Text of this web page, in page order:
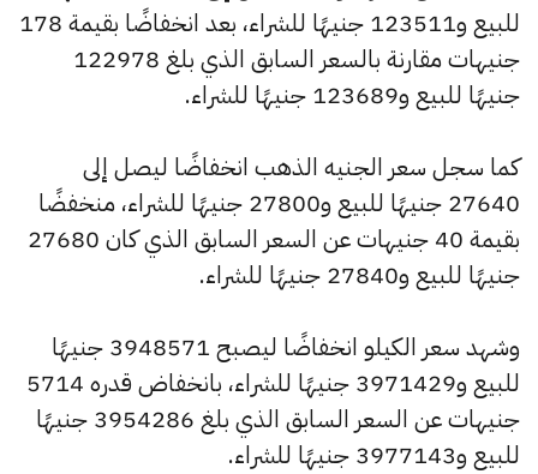
للبيع و123511 جنيهًا للشراء، بعد انخفاضًا بقيمة 178
جنيهات مقارنة بالسعر السابق الذي بلغ 122978
جنيهًا للبيع و123689 جنيهًا للشراء.
كما سجل سعر الجنيه الذهب انخفاضًا ليصل إلى
27640 جنيهًا للبيع و27800 جنيهًا للشراء، منخفضًا
بقيمة 40 جنيهات عن السعر السابق الذي كان 27680
جنيهًا للبيع و27840 جنيهًا للشراء.
وشهد سعر الكيلو انخفاضًا ليصبح 3948571 جنيهًا
للبيع و3971429 جنيهًا للشراء، بانخفاض قدره 5714
جنيهات عن السعر السابق الذي بلغ 3954286 جنيهًا
للبيع و3977143 جنيهًا للشراء.